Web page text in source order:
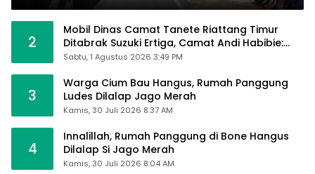
2
Mobil Dinas Camat Tanete Riattang Timur
Ditabrak Suzuki Ertiga, Camat Andi Habibie:
Alhamdulillah Saya Baik-Baik Saja
Sabtu, 1 Agustus 2026 3:49 PM
3
Warga Cium Bau Hangus, Rumah Panggung
Ludes Dilalap Jago Merah
Kamis, 30 Juli 2026 8:37 AM
4
Innalillah, Rumah Panggung di Bone Hangus
Dilalap Si Jago Merah
Kamis, 30 Juli 2026 8:04 AM